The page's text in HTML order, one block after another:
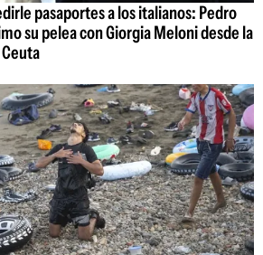
pasaportes a los italianos: Pedro
su pelea con Giorgia Meloni desde la